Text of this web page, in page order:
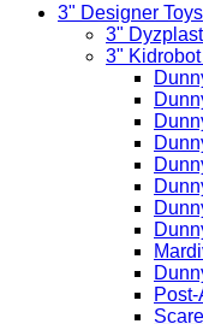
3" Designer Toys
3"
3"